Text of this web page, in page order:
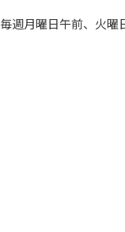
毎週月曜日午前、火